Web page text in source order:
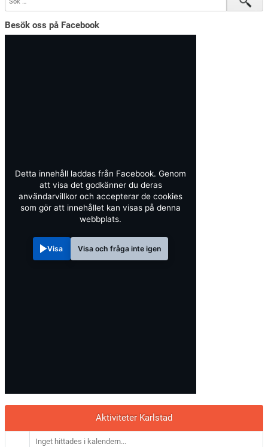
Besök oss på Facebook
Detta innehåll laddas från Facebook. Genom
att visa det godkänner du deras
användarvillkor och accepterar de cookies
som gör att innehållet kan visas på denna
webbplats.
Visa Visa och fråga inte igen
Aktiviteter Karlstad
Inget hittades i kalendern...